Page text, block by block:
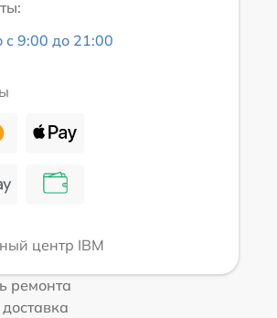
с 9:00 до 21:00
центр IBM
ремонта